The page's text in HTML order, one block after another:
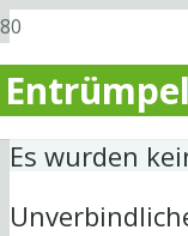
Es wurden